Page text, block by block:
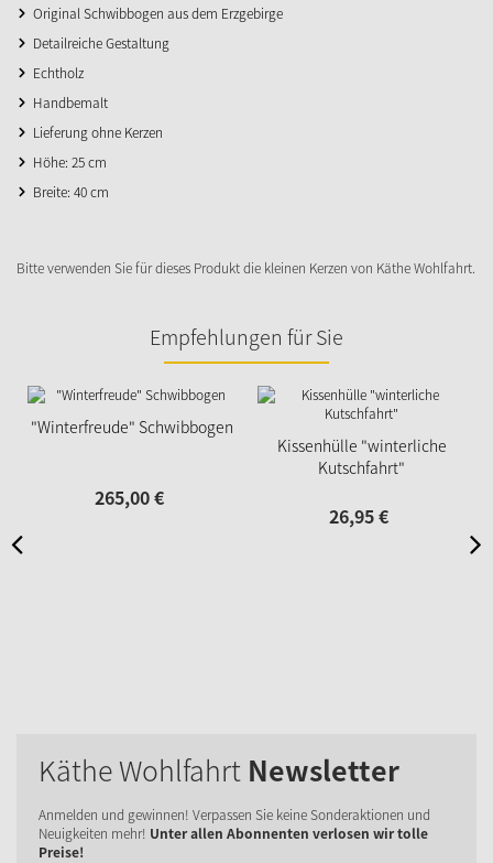
Original Schwibbogen aus dem Erzgebirge
Detailreiche Gestaltung
Echtholz
Handbemalt
Lieferung ohne Kerzen
Höhe: 25 cm
Breite: 40 cm
Bitte verwenden Sie für dieses Produkt die kleinen Kerzen von Käthe Wohlfahrt.
Empfehlungen für Sie
"Winterfreude" Schwibbogen
265,00€
Kissenhülle "winterliche
Kutschfahrt"
26,95€
Käthe Wohlfahrt Newsletter
Anmelden und gewinnen! Verpassen Sie keine Sonderaktionen und
Neuigkeiten mehr! Unter allen Abonnenten verlosen wir tolle
Preise!